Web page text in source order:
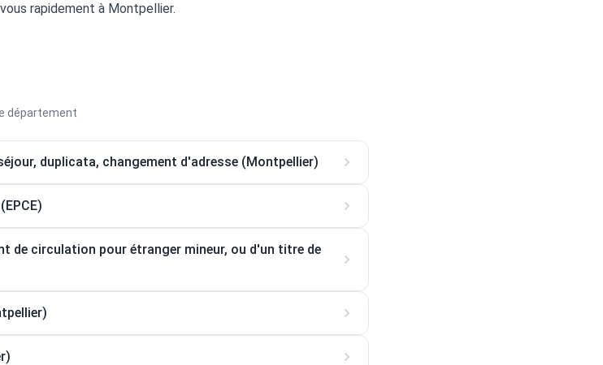
rapidement à Montpellier.
département
duplicata, changement d'adresse (Montpellier)
de circulation pour étranger mineur, ou d'un titre de